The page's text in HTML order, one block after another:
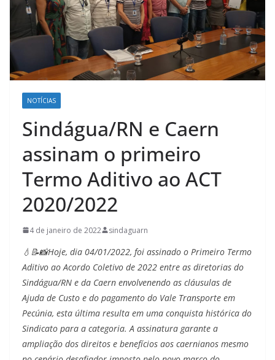
NOTÍCIAS
Sindágua/RN e Caern
assinam o primeiro
Termo Aditivo ao ACT
2020/2022
4 de janeiro de 2022 sindaguarn
💧📝📸Hoje, dia 04/01/2022, foi assinado o Primeiro Termo
Aditivo ao Acordo Coletivo de 2022 entre as diretorias do
Sindágua/RN e da Caern envolvenendo as cláusulas de
Ajuda de Custo e do pagamento do Vale Transporte em
Pecúnia, esta última resulta em uma conquista histórica do
Sindicato para a categoria. A assinatura garante a
ampliação dos direitos e benefícios aos caernianos mesmo